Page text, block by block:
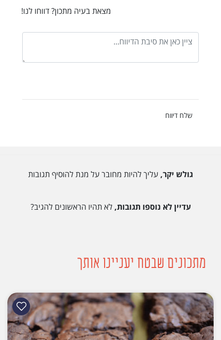
מצאת בעיה מתכון? דווחו לנו!
שלח דיווח
גולש יקר, עליך להיות מחובר על מנת להוסיף תגובות
עדיין לא נוספו תגובות,לא תהיו הראשונים להגיב?
מתכונים שבטח יעניינו אותך